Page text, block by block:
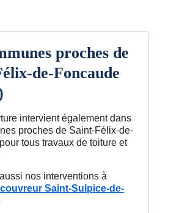
proches de
de-Foncaude
intervient également dans
proches de Saint-Félix-de-
tous travaux de toiture et
nos interventions à
couvreur Saint-Sulpice-de-